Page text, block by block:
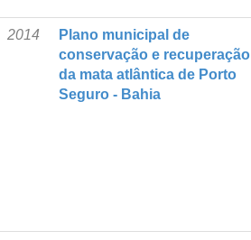
2014
Plano municipal de
conservação e recuperação
da mata atlântica de Porto
Seguro - Bahia